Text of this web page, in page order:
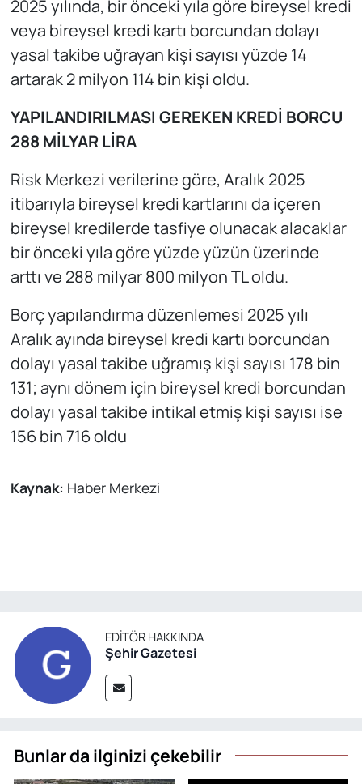
2025 yılında, bir önceki yıla göre bireysel kredi
veya bireysel kredi kartı borcundan dolayı
yasal takibe uğrayan kişi sayısı yüzde 14
artarak 2 milyon 114 bin kişi oldu.
YAPILANDIRILMASI GEREKEN KREDİ BORCU
288 MİLYAR LİRA
Risk Merkezi verilerine göre, Aralık 2025
itibarıyla bireysel kredi kartlarını da içeren
bireysel kredilerde tasfiye olunacak alacaklar
bir önceki yıla göre yüzde yüzün üzerinde
arttı ve 288 milyar 800 milyon TL oldu.
Borç yapılandırma düzenlemesi 2025 yılı
Aralık ayında bireysel kredi kartı borcundan
dolayı yasal takibe uğramış kişi sayısı 178 bin
131; aynı dönem için bireysel kredi borcundan
dolayı yasal takibe intikal etmiş kişi sayısı ise
156 bin 716 oldu
Kaynak: Haber Merkezi
EDITÖR HAKKINDA
Şehir Gazetesi
Bunlar da ilginizi çekebilir